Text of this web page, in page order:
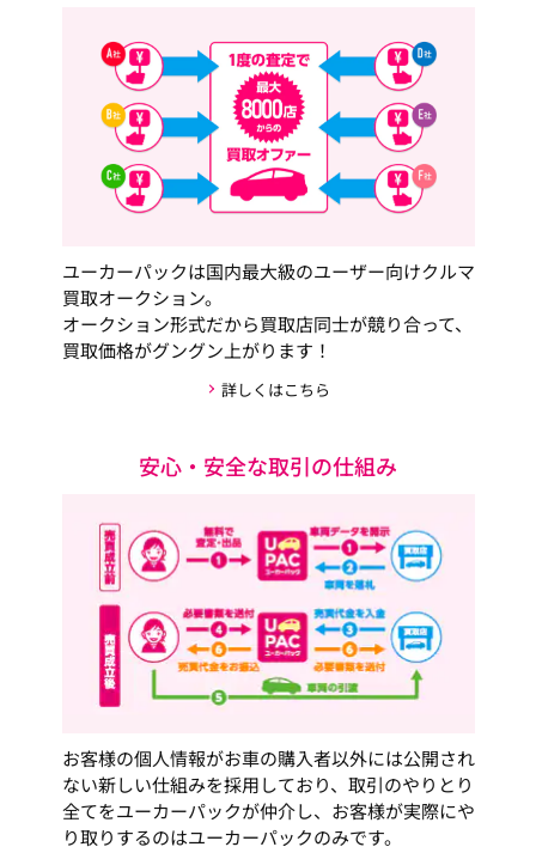
ユーカーパックは国内最大級のユーザー向けクルマ
買取オークション。
オークション形式だから買取店同士が競り合って、
買取価格がグングン上がります！
詳しくはこちら
安心・安全な取引の仕組み
お客様の個人情報がお車の購入者以外には公開され
ない新しい仕組みを採用しており、取引のやりとり
全てをユーカーパックが仲介し、お客様が実際にや
り取りするのはユーカーパックのみです。